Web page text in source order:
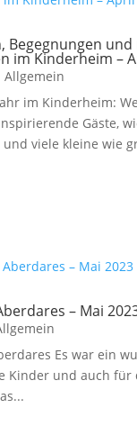
Begegnungen und
im Kinderheim –
Allgemein
im Kinderheim:
Gäste,
viele kleine wie
– Mai
Es war ein
Kinder und auch für